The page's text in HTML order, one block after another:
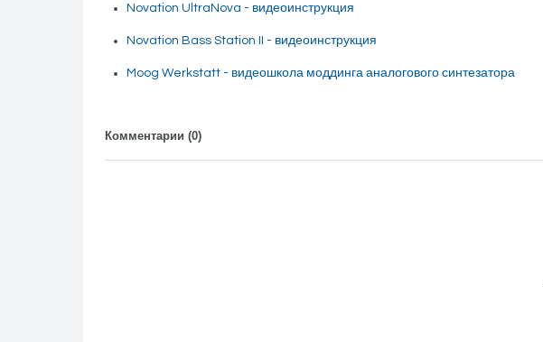
Novation UltraNova - видеоинструкция
Novation Bass Station II - видеоинструкция
Moog Werkstatt - видеошкола моддинга аналогового синтезатора
Комментарии (0)